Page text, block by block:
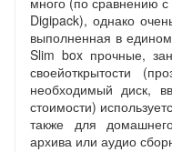
Digipack), однако
выполненная в
Slim box прочные,
своейоткрытости
необходимый диск,
стоимости)
также для
архива или аудио